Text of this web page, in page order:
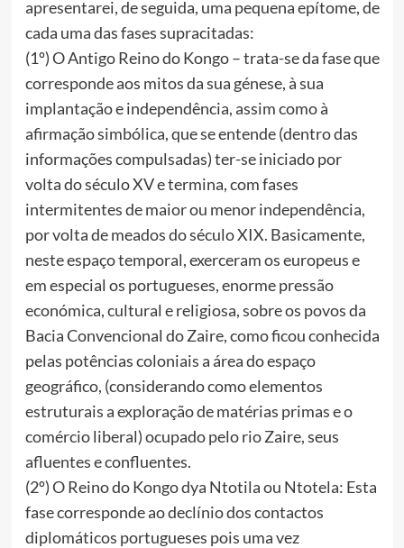
apresentarei, de seguida, uma pequena epítome, de
cada uma das fases supracitadas:
(1º) O Antigo Reino do Kongo – trata-se da fase que
corresponde aos mitos da sua génese, à sua
implantação e independência, assim como à
afirmação simbólica, que se entende (dentro das
informações compulsadas) ter-se iniciado por
volta do século XV e termina, com fases
intermitentes de maior ou menor independência,
por volta de meados do século XIX. Basicamente,
neste espaço temporal, exerceram os europeus e
em especial os portugueses, enorme pressão
económica, cultural e religiosa, sobre os povos da
Bacia Convencional do Zaire, como ficou conhecida
pelas potências coloniais a área do espaço
geográfico, (considerando como elementos
estruturais a exploração de matérias primas e o
comércio liberal) ocupado pelo rio Zaire, seus
afluentes e confluentes.
(2º) O Reino do Kongo dya Ntotila ou Ntotela: Esta
fase corresponde ao declínio dos contactos
diplomáticos portugueses pois uma vez